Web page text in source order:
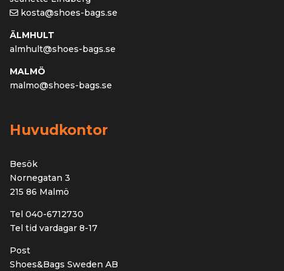
kosta@shoes-bags.se
ÄLMHULT
almhult@shoes-bags.se
MALMÖ
malmo@shoes-bags.se
Huvudkontor
Besök
Nornegatan 3
215 86 Malmö
Tel 040-6712730
Tel tid vardagar 8-17
Post
Shoes&Bags Sweden AB